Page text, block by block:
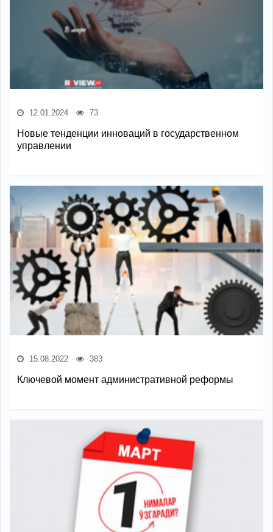
12.01.2024 73
Новые тенденции инноваций в государственном
управлении
15.08.2022 383
Ключевой момент административной реформы